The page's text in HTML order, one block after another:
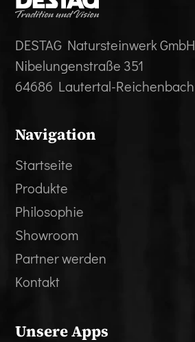
DESTAG Natursteinwerk GmbH
Nibelungenstraße 351
64686 Lautertal-Reichenbach
Navigation
Startseite
Produkte
Philosophie
Showroom
Partner werden
Kontakt
Unsere Apps